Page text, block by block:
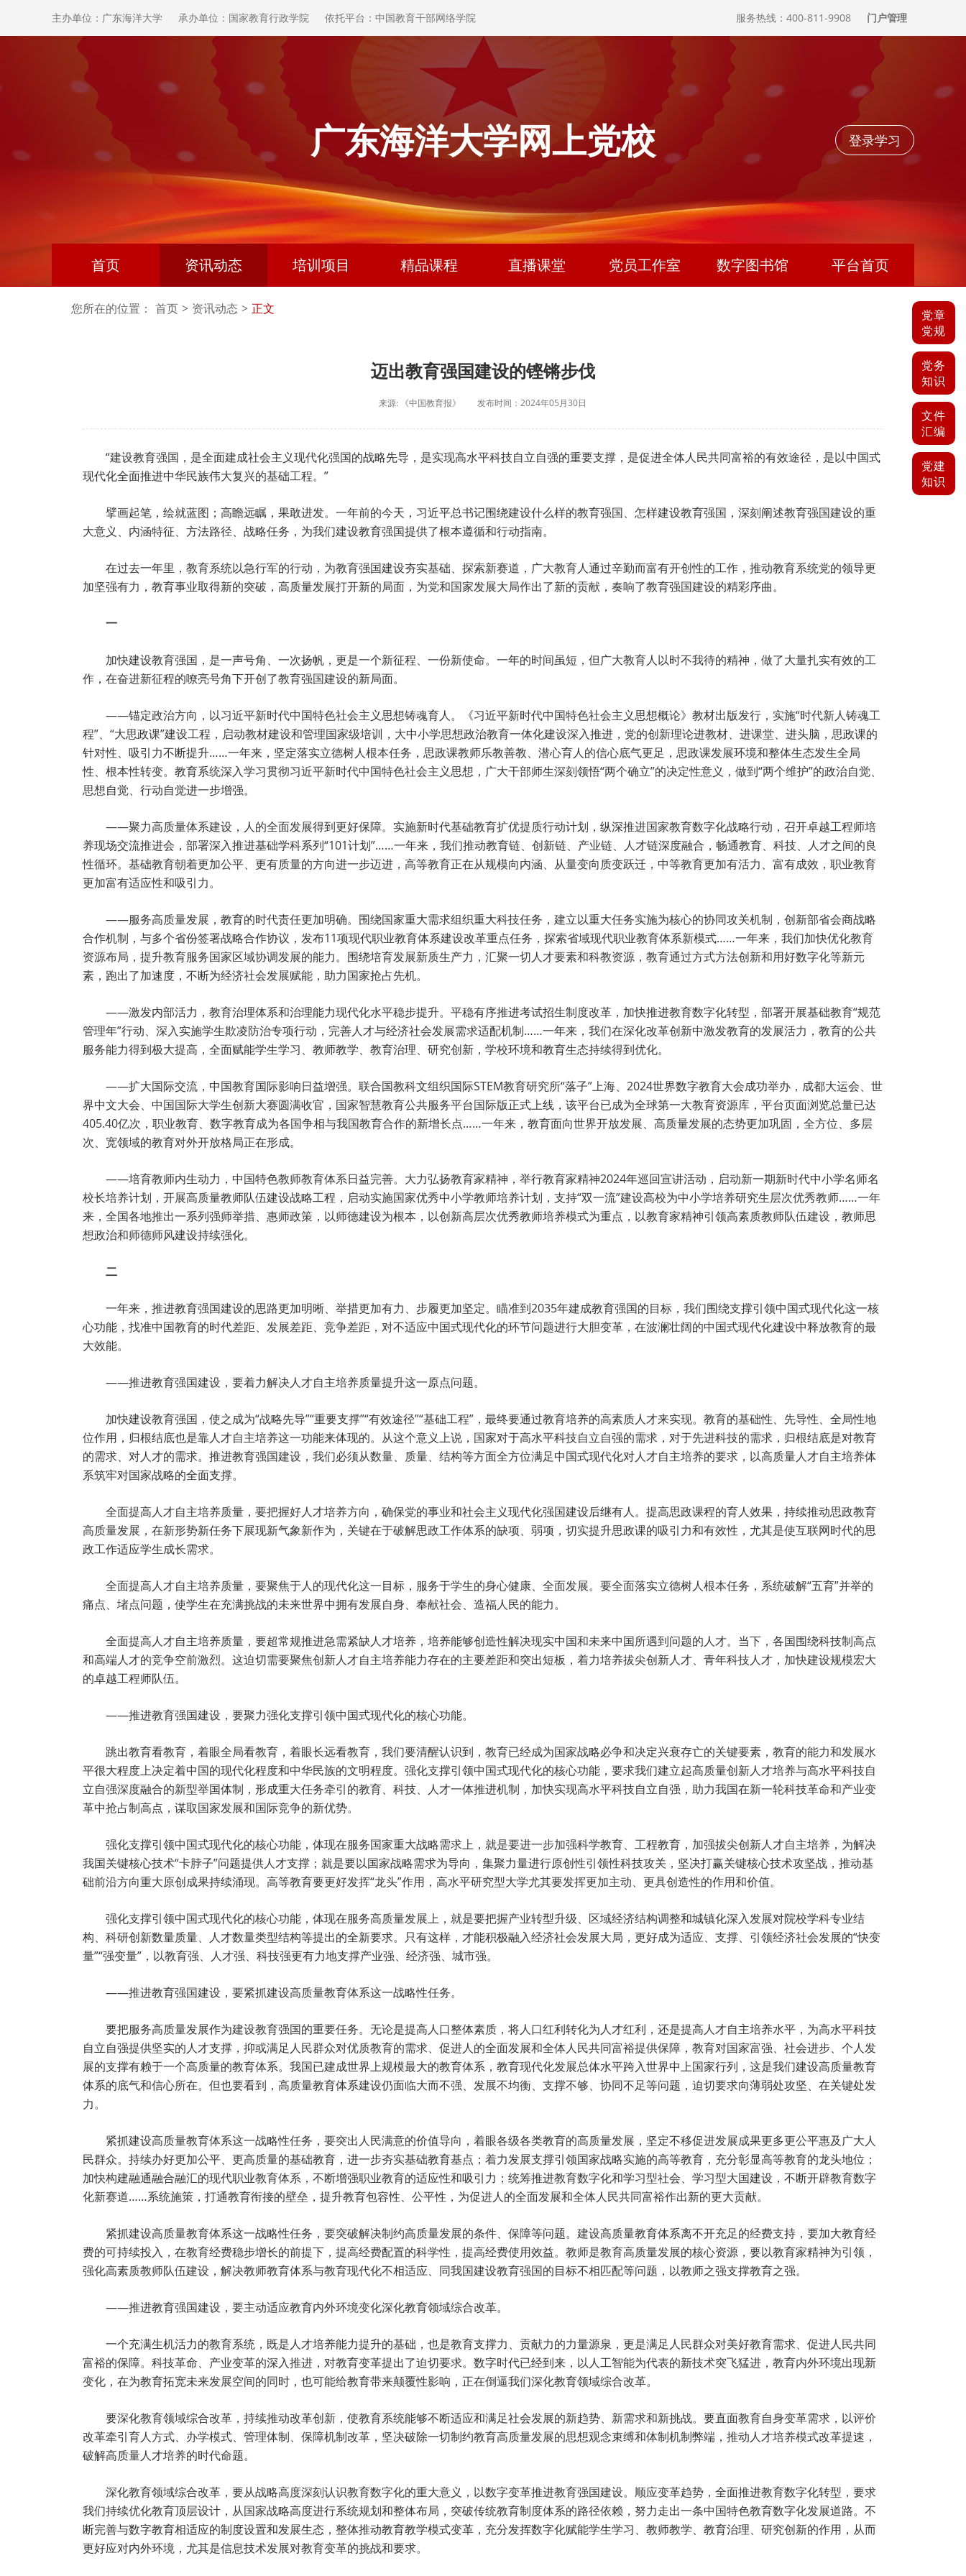
主办单位：广东海洋大学 承办单位：国家教育行政学院 依托平台：中国教育干部网络学院 服务热线：400-811-9908 门户管理
广东海洋大学网上党校 登录学习
首页 资讯动态 培训项目 精品课程 直播课堂 党员工作室 数字图书馆 平台首页
您所在的位置： 首页 > 资讯动态 > 正文
迈出教育强国建设的铿锵步伐
来源: 《中国教育报》 发布时间：2024年05月30日
“建设教育强国，是全面建成社会主义现代化强国的战略先导，是实现高水平科技自立自强的重要支撑，是促进全体人民共同富裕的有效途径，是以中国式
现代化全面推进中华民族伟大复兴的基础工程。”
擘画起笔，绘就蓝图；高瞻远瞩，果敢进发。一年前的今天，习近平总书记围绕建设什么样的教育强国、怎样建设教育强国，深刻阐述教育强国建设的重
大意义、内涵特征、方法路径、战略任务，为我们建设教育强国提供了根本遵循和行动指南。
在过去一年里，教育系统以急行军的行动，为教育强国建设夯实基础、探索新赛道，广大教育人通过辛勤而富有开创性的工作，推动教育系统党的领导更
加坚强有力，教育事业取得新的突破，高质量发展打开新的局面，为党和国家发展大局作出了新的贡献，奏响了教育强国建设的精彩序曲。
一
加快建设教育强国，是一声号角、一次扬帆，更是一个新征程、一份新使命。一年的时间虽短，但广大教育人以时不我待的精神，做了大量扎实有效的工
作，在奋进新征程的嘹亮号角下开创了教育强国建设的新局面。
——锚定政治方向，以习近平新时代中国特色社会主义思想铸魂育人。《习近平新时代中国特色社会主义思想概论》教材出版发行，实施“时代新人铸魂工
程”、“大思政课”建设工程，启动教材建设和管理国家级培训，大中小学思想政治教育一体化建设深入推进，党的创新理论进教材、进课堂、进头脑，思政课的
针对性、吸引力不断提升……一年来，坚定落实立德树人根本任务，思政课教师乐教善教、潜心育人的信心底气更足，思政课发展环境和整体生态发生全局
性、根本性转变。教育系统深入学习贯彻习近平新时代中国特色社会主义思想，广大干部师生深刻领悟“两个确立”的决定性意义，做到“两个维护”的政治自觉、
思想自觉、行动自觉进一步增强。
——聚力高质量体系建设，人的全面发展得到更好保障。实施新时代基础教育扩优提质行动计划，纵深推进国家教育数字化战略行动，召开卓越工程师培
养现场交流推进会，部署深入推进基础学科系列“101计划”……一年来，我们推动教育链、创新链、产业链、人才链深度融合，畅通教育、科技、人才之间的良
性循环。基础教育朝着更加公平、更有质量的方向进一步迈进，高等教育正在从规模向内涵、从量变向质变跃迁，中等教育更加有活力、富有成效，职业教育
更加富有适应性和吸引力。
——服务高质量发展，教育的时代责任更加明确。围绕国家重大需求组织重大科技任务，建立以重大任务实施为核心的协同攻关机制，创新部省会商战略
合作机制，与多个省份签署战略合作协议，发布11项现代职业教育体系建设改革重点任务，探索省域现代职业教育体系新模式……一年来，我们加快优化教育
资源布局，提升教育服务国家区域协调发展的能力。围绕培育发展新质生产力，汇聚一切人才要素和科教资源，教育通过方式方法创新和用好数字化等新元
素，跑出了加速度，不断为经济社会发展赋能，助力国家抢占先机。
——激发内部活力，教育治理体系和治理能力现代化水平稳步提升。平稳有序推进考试招生制度改革，加快推进教育数字化转型，部署开展基础教育“规范
管理年”行动、深入实施学生欺凌防治专项行动，完善人才与经济社会发展需求适配机制……一年来，我们在深化改革创新中激发教育的发展活力，教育的公共
服务能力得到极大提高，全面赋能学生学习、教师教学、教育治理、研究创新，学校环境和教育生态持续得到优化。
——扩大国际交流，中国教育国际影响日益增强。联合国教科文组织国际STEM教育研究所“落子”上海、2024世界数字教育大会成功举办，成都大运会、世
界中文大会、中国国际大学生创新大赛圆满收官，国家智慧教育公共服务平台国际版正式上线，该平台已成为全球第一大教育资源库，平台页面浏览总量已达
405.40亿次，职业教育、数字教育成为各国争相与我国教育合作的新增长点……一年来，教育面向世界开放发展、高质量发展的态势更加巩固，全方位、多层
次、宽领域的教育对外开放格局正在形成。
——培育教师内生动力，中国特色教师教育体系日益完善。大力弘扬教育家精神，举行教育家精神2024年巡回宣讲活动，启动新一期新时代中小学名师名
校长培养计划，开展高质量教师队伍建设战略工程，启动实施国家优秀中小学教师培养计划，支持“双一流”建设高校为中小学培养研究生层次优秀教师……一年
来，全国各地推出一系列强师举措、惠师政策，以师德建设为根本，以创新高层次优秀教师培养模式为重点，以教育家精神引领高素质教师队伍建设，教师思
想政治和师德师风建设持续强化。
二
一年来，推进教育强国建设的思路更加明晰、举措更加有力、步履更加坚定。瞄准到2035年建成教育强国的目标，我们围绕支撑引领中国式现代化这一核
心功能，找准中国教育的时代差距、发展差距、竞争差距，对不适应中国式现代化的环节问题进行大胆变革，在波澜壮阔的中国式现代化建设中释放教育的最
大效能。
——推进教育强国建设，要着力解决人才自主培养质量提升这一原点问题。
加快建设教育强国，使之成为“战略先导”“重要支撑”“有效途径”“基础工程”，最终要通过教育培养的高素质人才来实现。教育的基础性、先导性、全局性地
位作用，归根结底也是靠人才自主培养这一功能来体现的。从这个意义上说，国家对于高水平科技自立自强的需求，对于先进科技的需求，归根结底是对教育
的需求、对人才的需求。推进教育强国建设，我们必须从数量、质量、结构等方面全方位满足中国式现代化对人才自主培养的要求，以高质量人才自主培养体
系筑牢对国家战略的全面支撑。
全面提高人才自主培养质量，要把握好人才培养方向，确保党的事业和社会主义现代化强国建设后继有人。提高思政课程的育人效果，持续推动思政教育
高质量发展，在新形势新任务下展现新气象新作为，关键在于破解思政工作体系的缺项、弱项，切实提升思政课的吸引力和有效性，尤其是使互联网时代的思
政工作适应学生成长需求。
全面提高人才自主培养质量，要聚焦于人的现代化这一目标，服务于学生的身心健康、全面发展。要全面落实立德树人根本任务，系统破解“五育”并举的
痛点、堵点问题，使学生在充满挑战的未来世界中拥有发展自身、奉献社会、造福人民的能力。
全面提高人才自主培养质量，要超常规推进急需紧缺人才培养，培养能够创造性解决现实中国和未来中国所遇到问题的人才。当下，各国围绕科技制高点
和高端人才的竞争空前激烈。这迫切需要聚焦创新人才自主培养能力存在的主要差距和突出短板，着力培养拔尖创新人才、青年科技人才，加快建设规模宏大
的卓越工程师队伍。
——推进教育强国建设，要聚力强化支撑引领中国式现代化的核心功能。
跳出教育看教育，着眼全局看教育，着眼长远看教育，我们要清醒认识到，教育已经成为国家战略必争和决定兴衰存亡的关键要素，教育的能力和发展水
平很大程度上决定着中国的现代化程度和中华民族的文明程度。强化支撑引领中国式现代化的核心功能，要求我们建立起高质量创新人才培养与高水平科技自
立自强深度融合的新型举国体制，形成重大任务牵引的教育、科技、人才一体推进机制，加快实现高水平科技自立自强，助力我国在新一轮科技革命和产业变
革中抢占制高点，谋取国家发展和国际竞争的新优势。
强化支撑引领中国式现代化的核心功能，体现在服务国家重大战略需求上，就是要进一步加强科学教育、工程教育，加强拔尖创新人才自主培养，为解决
我国关键核心技术“卡脖子”问题提供人才支撑；就是要以国家战略需求为导向，集聚力量进行原创性引领性科技攻关，坚决打赢关键核心技术攻坚战，推动基
础前沿方向重大原创成果持续涌现。高等教育要更好发挥“龙头”作用，高水平研究型大学尤其要发挥更加主动、更具创造性的作用和价值。
强化支撑引领中国式现代化的核心功能，体现在服务高质量发展上，就是要把握产业转型升级、区域经济结构调整和城镇化深入发展对院校学科专业结
构、科研创新数量质量、人才数量类型结构等提出的全新要求。只有这样，才能积极融入经济社会发展大局，更好成为适应、支撑、引领经济社会发展的“快变
量”“强变量”，以教育强、人才强、科技强更有力地支撑产业强、经济强、城市强。
——推进教育强国建设，要紧抓建设高质量教育体系这一战略性任务。
要把服务高质量发展作为建设教育强国的重要任务。无论是提高人口整体素质，将人口红利转化为人才红利，还是提高人才自主培养水平，为高水平科技
自立自强提供坚实的人才支撑，抑或满足人民群众对优质教育的需求、促进人的全面发展和全体人民共同富裕提供保障，教育对国家富强、社会进步、个人发
展的支撑有赖于一个高质量的教育体系。我国已建成世界上规模最大的教育体系，教育现代化发展总体水平跨入世界中上国家行列，这是我们建设高质量教育
体系的底气和信心所在。但也要看到，高质量教育体系建设仍面临大而不强、发展不均衡、支撑不够、协同不足等问题，迫切要求向薄弱处攻坚、在关键处发
力。
紧抓建设高质量教育体系这一战略性任务，要突出人民满意的价值导向，着眼各级各类教育的高质量发展，坚定不移促进发展成果更多更公平惠及广大人
民群众。持续办好更加公平、更高质量的基础教育，进一步夯实基础教育基点；着力发展支撑引领国家战略实施的高等教育，充分彰显高等教育的龙头地位；
加快构建融通融合融汇的现代职业教育体系，不断增强职业教育的适应性和吸引力；统筹推进教育数字化和学习型社会、学习型大国建设，不断开辟教育数字
化新赛道……系统施策，打通教育衔接的壁垒，提升教育包容性、公平性，为促进人的全面发展和全体人民共同富裕作出新的更大贡献。
紧抓建设高质量教育体系这一战略性任务，要突破解决制约高质量发展的条件、保障等问题。建设高质量教育体系离不开充足的经费支持，要加大教育经
费的可持续投入，在教育经费稳步增长的前提下，提高经费配置的科学性，提高经费使用效益。教师是教育高质量发展的核心资源，要以教育家精神为引领，
强化高素质教师队伍建设，解决教师教育体系与教育现代化不相适应、同我国建设教育强国的目标不相匹配等问题，以教师之强支撑教育之强。
——推进教育强国建设，要主动适应教育内外环境变化深化教育领域综合改革。
一个充满生机活力的教育系统，既是人才培养能力提升的基础，也是教育支撑力、贡献力的力量源泉，更是满足人民群众对美好教育需求、促进人民共同
富裕的保障。科技革命、产业变革的深入推进，对教育变革提出了迫切要求。数字时代已经到来，以人工智能为代表的新技术突飞猛进，教育内外环境出现新
变化，在为教育拓宽未来发展空间的同时，也可能给教育带来颠覆性影响，正在倒逼我们深化教育领域综合改革。
要深化教育领域综合改革，持续推动改革创新，使教育系统能够不断适应和满足社会发展的新趋势、新需求和新挑战。要直面教育自身变革需求，以评价
改革牵引育人方式、办学模式、管理体制、保障机制改革，坚决破除一切制约教育高质量发展的思想观念束缚和体制机制弊端，推动人才培养模式改革提速，
破解高质量人才培养的时代命题。
深化教育领域综合改革，要从战略高度深刻认识教育数字化的重大意义，以数字变革推进教育强国建设。顺应变革趋势，全面推进教育数字化转型，要求
我们持续优化教育顶层设计，从国家战略高度进行系统规划和整体布局，突破传统教育制度体系的路径依赖，努力走出一条中国特色教育数字化发展道路。不
断完善与数字教育相适应的制度设置和发展生态，整体推动教育教学模式变革，充分发挥数字化赋能学生学习、教师教学、教育治理、研究创新的作用，从而
更好应对内外环境，尤其是信息技术发展对教育变革的挑战和要求。
党章
党规
党务
知识
文件
汇编
党建
知识